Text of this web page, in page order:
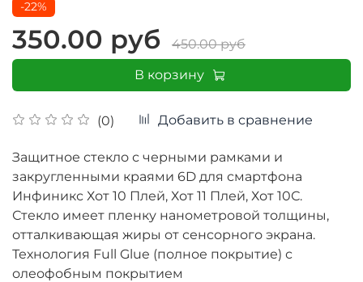
(0) Добавить в сравнение
-22%
350.00 руб
450.00 руб
В корзину
Защитное стекло с черными рамками и
закругленными краями 6D для смартфона
Инфиникс Хот 10 Плей, Хот 11 Плей, Хот 10С.
Стекло имеет пленку нанометровой толщины,
отталкивающая жиры от сенсорного экрана.
Технология Full Glue (полное покрытие) с
олеофобным покрытием